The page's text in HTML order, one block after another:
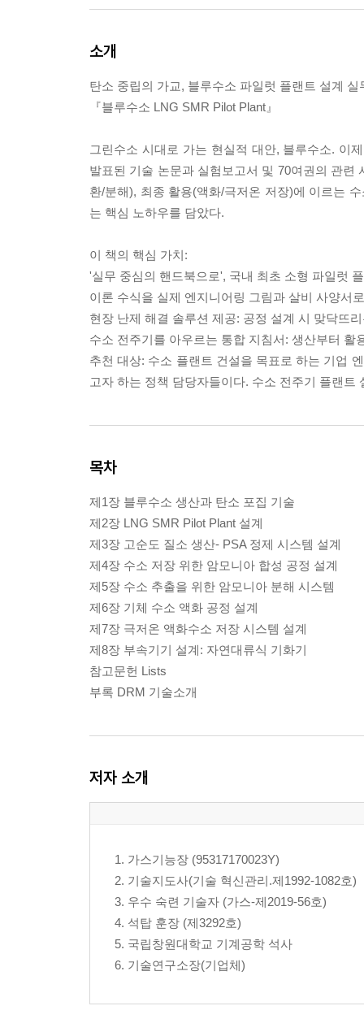
소개
탄소 중립의 가교, 블루수소 파일럿 플랜트 설계 실
『블루수소 LNG SMR Pilot Plant』
그린수소 시대로 가는 현실적 대안, 블루수소. 이
발표된 기술 논문과 실험보고서 및 70여권의 관련
환/분해), 최종 활용(액화/극저온 저장)에 이르는
는 핵심 노하우를 담았다.
이 책의 핵심 가치:
'실무 중심의 핸드북으로', 국내 최초 소형 파일럿
이론 수식을 실제 엔지니어링 그림과 살비 사양서
현장 난제 해결 솔루션 제공: 공정 설계 시 맞닥뜨
수소 전주기를 아우르는 통합 지침서: 생산부터
추천 대상: 수소 플랜트 건설을 목표로 하는 기업
고자 하는 정책 담당자들이다. 수소 전주기 플랜
목차
제1장 블루수소 생산과 탄소 포집 기술
제2장 LNG SMR Pilot Plant 설계
제3장 고순도 질소 생산- PSA 정제 시스템 설계
제4장 수소 저장 위한 암모니아 합성 공정 설계
제5장 수소 추출을 위한 암모니아 분해 시스템
제6장 기체 수소 액화 공정 설계
제7장 극저온 액화수소 저장 시스템 설계
제8장 부속기기 설계: 자연대류식 기화기
참고문헌 Lists
부록 DRM 기술소개
저자 소개
1. 가스기능장 (95317170023Y)
2. 기술지도사(기술 혁신관리.제1992-1082호)
3. 우수 숙련 기술자 (가스-제2019-56호)
4. 석탑 훈장 (제3292호)
5. 국립창원대학교 기계공학 석사
6. 기술연구소장(기업체)